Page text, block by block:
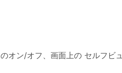
のオン/オフ、画面上の セルフビ